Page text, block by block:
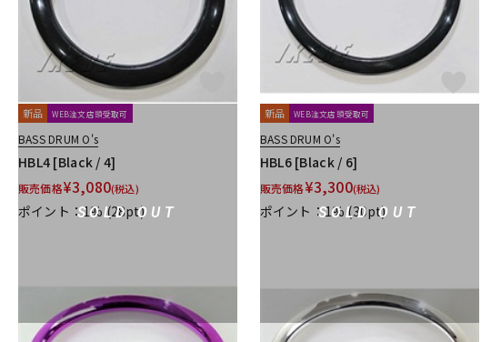
SOLD OUT
新品 WEB注文店頭受取可
BASS DRUM O's
HBL4 [Black / 4]
販売価格¥3,080(税込)
ポイント：1%(28pt) SOLD OUT
新品 WEB注文店頭受取可
BASS DRUM O's
HBL6 [Black / 6]
販売価格¥3,300(税込)
ポイント：1%(30pt)